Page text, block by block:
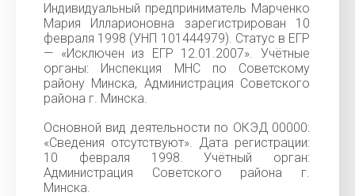
Индивидуальный предприниматель Марченко
Мария Илларионовна зарегистрирован 10
февраля 1998 (УНП 101444979). Статус в ЕГР
— «Исключен из ЕГР 12.01.2007». Учётные
органы: Инспекция МНС по Советскому
району Минска, Администрация Советского
района г. Минска.
Основной вид деятельности по ОКЭД 00000:
«Cведения отсутствуют». Дата регистрации:
10 февраля 1998. Учётный орган:
Администрация Советского района г.
Минска.